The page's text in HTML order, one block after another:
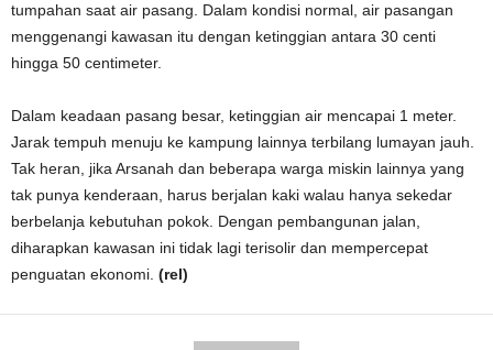
tumpahan saat air pasang. Dalam kondisi normal, air pasangan
menggenangi kawasan itu dengan ketinggian antara 30 centi
hingga 50 centimeter.
Dalam keadaan pasang besar, ketinggian air mencapai 1 meter.
Jarak tempuh menuju ke kampung lainnya terbilang lumayan jauh.
Tak heran, jika Arsanah dan beberapa warga miskin lainnya yang
tak punya kenderaan, harus berjalan kaki walau hanya sekedar
berbelanja kebutuhan pokok. Dengan pembangunan jalan,
diharapkan kawasan ini tidak lagi terisolir dan mempercepat
penguatan ekonomi. (rel)